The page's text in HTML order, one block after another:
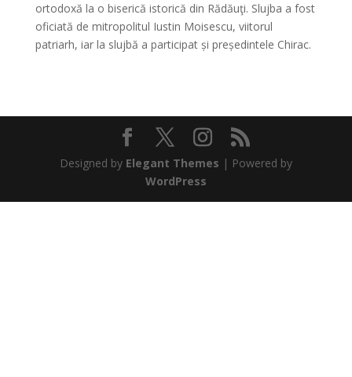
ortodoxă la o biserică istorică din Rădăuţi. Slujba a fost
oficiată de mitropolitul Iustin Moisescu, viitorul
patriarh, iar la slujbă a participat și președintele Chirac.
Designed by Elegant Themes | Powered by
WordPress